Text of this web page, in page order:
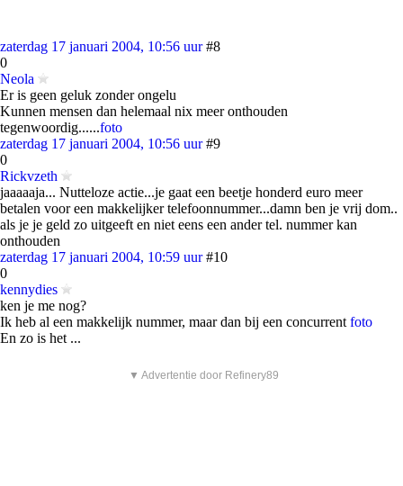
zaterdag 17 januari 2004, 10:56 uur #8
0
Neola
Er is geen geluk zonder ongelu
Kunnen mensen dan helemaal nix meer onthouden
tegenwoordig......foto
zaterdag 17 januari 2004, 10:56 uur #9
0
Rickvzeth
jaaaaaja... Nutteloze actie...je gaat een beetje honderd euro meer
betalen voor een makkelijker telefoonnummer...damn ben je vrij dom..
als je je geld zo uitgeeft en niet eens een ander tel. nummer kan
onthouden
zaterdag 17 januari 2004, 10:59 uur #10
0
kennydies
ken je me nog?
Ik heb al een makkelijk nummer, maar dan bij een concurrent foto
En zo is het ...
▼ Advertentie door Refinery89